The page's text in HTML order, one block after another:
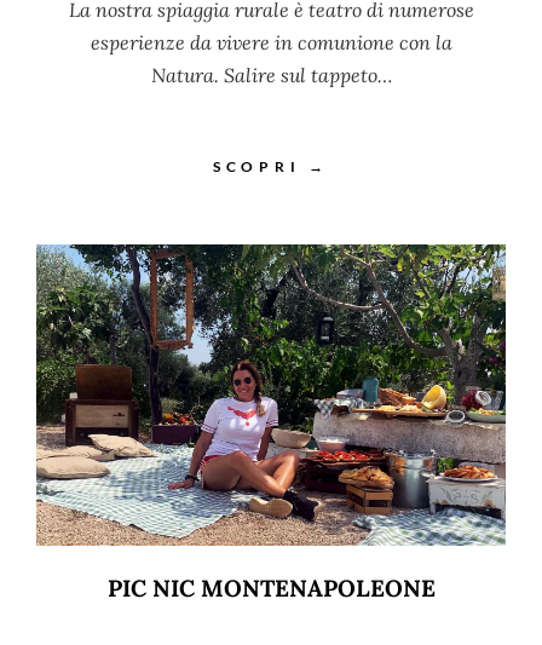
La nostra spiaggia rurale è teatro di numerose
esperienze da vivere in comunione con la
Natura. Salire sul tappeto…
SCOPRI →
PIC NIC MONTENAPOLEONE